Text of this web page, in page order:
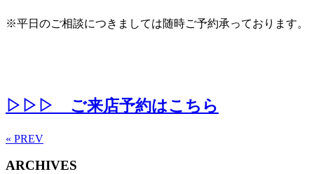
※平日のご相談につきましては随時ご予約承っております。
▷▷▷ ご来店予約はこちら
« PREV
ARCHIVES